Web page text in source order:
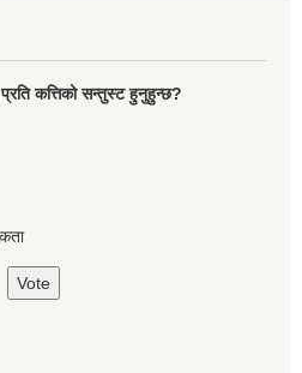
कत्तिको सन्तुस्ट हुनुहुन्छ?